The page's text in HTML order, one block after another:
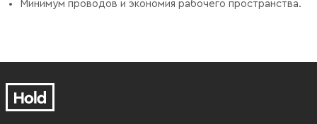
Минимум проводов и экономия рабочего пространства.